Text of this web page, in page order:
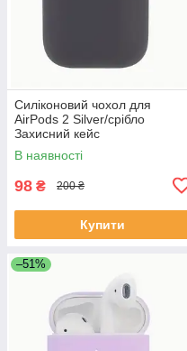
Силіконовий чохол для
AirPods 2 Silver/срібло
Захисний кейс
В наявності
98 ₴ 200 ₴
Купити
–51%